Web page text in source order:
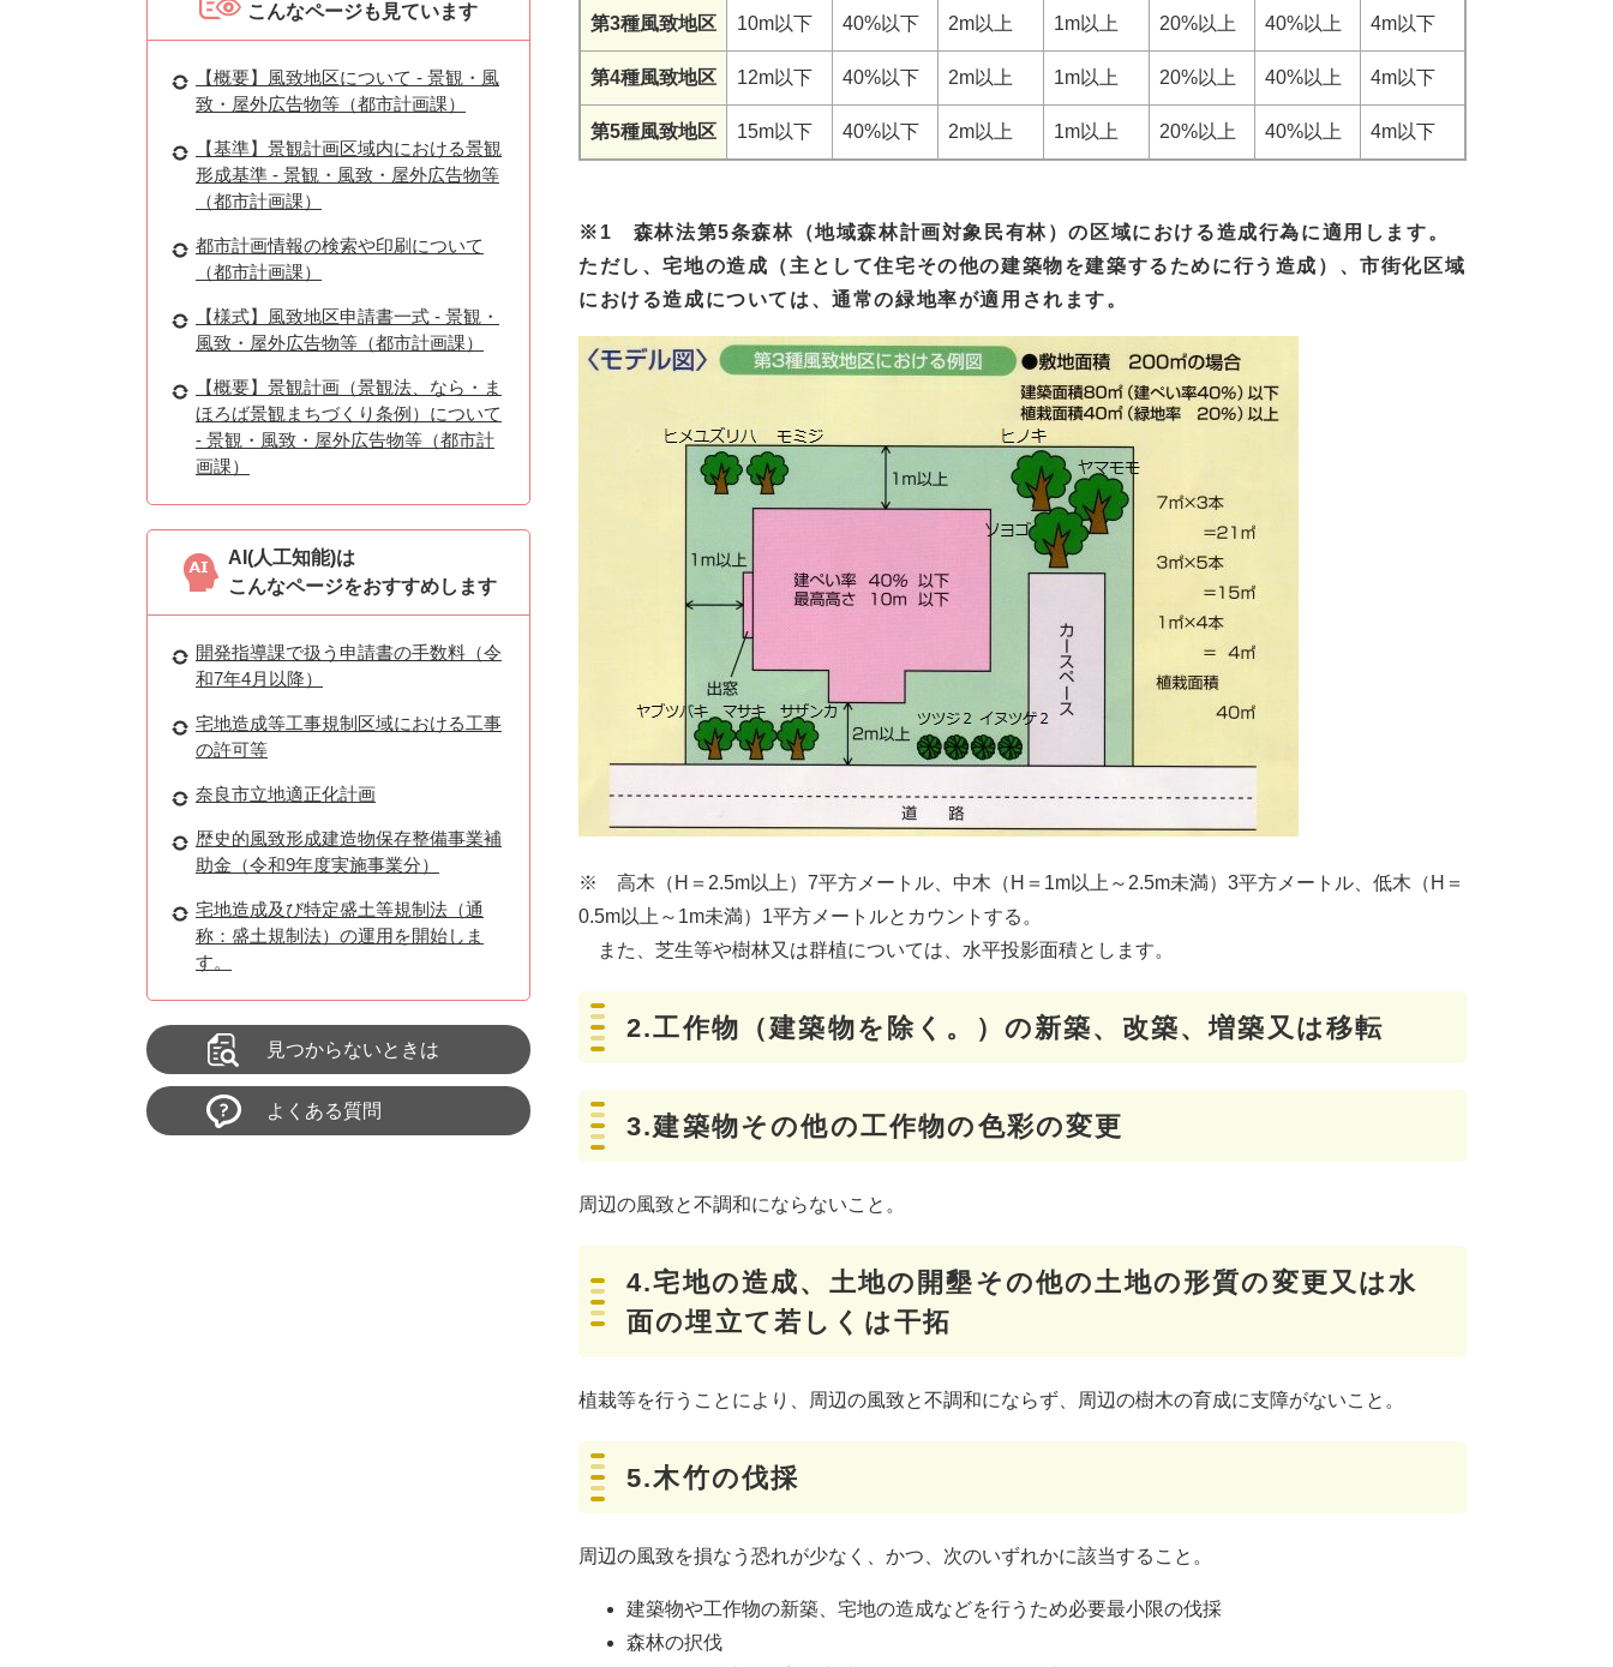
第3種風致地区 10m以下 40%以下 2m以上 1m以上 20%以上 40%以上 4m以下
第4種風致地区 12m以下 40%以下 2m以上 1m以上 20%以上 40%以上 4m以下
第5種風致地区 15m以下 40%以下 2m以上 1m以上 20%以上 40%以上 4m以下
※1 森林法第5条森林（地域森林計画対象民有林）の区域における造成行為に適用します。
ただし、宅地の造成（主として住宅その他の建築物を建築するために行う造成）、市街化区域
における造成については、通常の緑地率が適用されます。
※ 高木（H＝2.5m以上）7平方メートル、中木（H＝1m以上～2.5m未満）3平方メートル、低木（H＝
0.5m以上～1m未満）1平方メートルとカウントする。
また、芝生等や樹林又は群植については、水平投影面積とします。
2.工作物（建築物を除く。）の新築、改築、増築又は移転
3.建築物その他の工作物の色彩の変更
周辺の風致と不調和にならないこと。
4.宅地の造成、土地の開墾その他の土地の形質の変更又は水
面の埋立て若しくは干拓
植栽等を行うことにより、周辺の風致と不調和にならず、周辺の樹木の育成に支障がないこと。
5.木竹の伐採
周辺の風致を損なう恐れが少なく、かつ、次のいずれかに該当すること。
建築物や工作物の新築、宅地の造成などを行うため必要最小限の伐採
森林の択伐
こんなページも見ています
【概要】風致地区について - 景観・風
致・屋外広告物等（都市計画課）
【基準】景観計画区域内における景観
形成基準 - 景観・風致・屋外広告物等
（都市計画課）
都市計画情報の検索や印刷について
（都市計画課）
【様式】風致地区申請書一式 - 景観・
風致・屋外広告物等（都市計画課）
【概要】景観計画（景観法、なら・ま
ほろば景観まちづくり条例）について
- 景観・風致・屋外広告物等（都市計
画課）
AI(人工知能)は
こんなページをおすすめします
開発指導課で扱う申請書の手数料（令
和7年4月以降）
宅地造成等工事規制区域における工事
の許可等
奈良市立地適正化計画
歴史的風致形成建造物保存整備事業補
助金（令和9年度実施事業分）
宅地造成及び特定盛土等規制法（通
称：盛土規制法）の運用を開始しま
す。
見つからないときは
よくある質問